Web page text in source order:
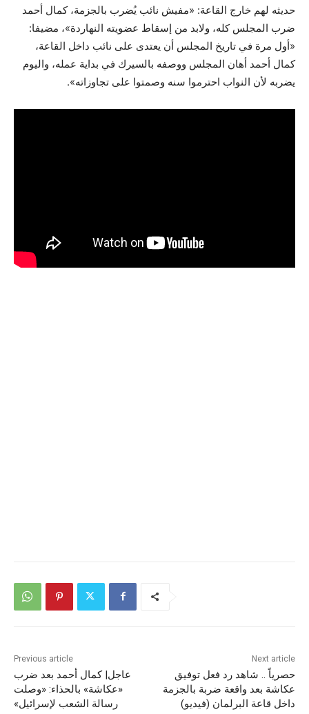
حديثه لهم خارج القاعة: «مفيش نائب يُضرب بالجزمة، كمال أحمد
ضرب المجلس كله، ولابد من إسقاط عضويته النهاردة»، مضيفا:
«أول مرة في تاريخ المجلس أن يعتدى على نائب داخل القاعة،
كمال أحمد أهان المجلس ووصفه بالسيرك في بداية عمله، واليوم
يضربه لأن النواب احترموا سنه وصمتوا على تجاوزاته».
Previous article
عاجل| كمال أحمد بعد ضرب
«عكاشة» بالحذاء: «وصلت
رسالة الشعب لإسرائيل»
Next article
حصرياً .. شاهد رد فعل توفيق
عكاشة بعد واقعة ضربة بالجزمة
داخل قاعة البرلمان (فيديو)